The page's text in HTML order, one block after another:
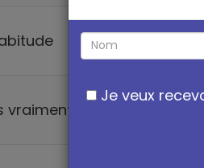
vraiment (phrase négative)
Je veux